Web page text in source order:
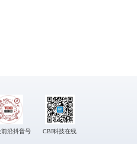
前沿抖音号 CBI科技在线